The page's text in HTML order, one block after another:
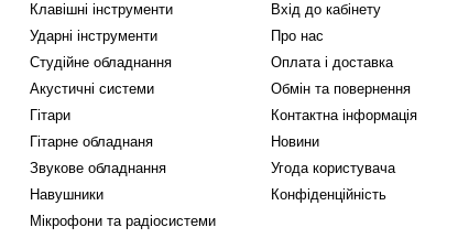
Клавішні інструменти
Ударні інструменти
Студійне обладнання
Акустичні системи
Гітари
Гітарне обладнаня
Звукове обладнання
Навушники
Мікрофони та радіосистеми
Вхід до кабінету
Про нас
Оплата і доставка
Обмін та повернення
Контактна інформація
Новини
Угода користувача
Конфіденційність